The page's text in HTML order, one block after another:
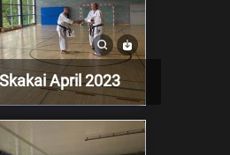
Skakai April 2023